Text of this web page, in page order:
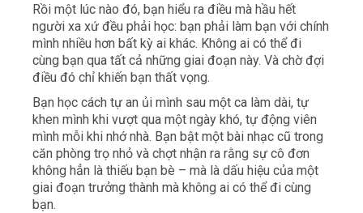
Rồi một lúc nào đó, bạn hiểu ra điều mà hầu hết
người xa xứ đều phải học: bạn phải làm bạn với chính
mình nhiều hơn bất kỳ ai khác. Không ai có thể đi
cùng bạn qua tất cả những giai đoạn này. Và chờ đợi
điều đó chỉ khiến bạn thất vọng.
Bạn học cách tự an ủi mình sau một ca làm dài, tự
khen mình khi vượt qua một ngày khó, tự động viên
mình mỗi khi nhớ nhà. Bạn bật một bài nhạc cũ trong
căn phòng trọ nhỏ và chợt nhận ra rằng sự cô đơn
không hẳn là thiếu bạn bè – mà là dấu hiệu của một
giai đoạn trưởng thành mà không ai có thể đi cùng
bạn.